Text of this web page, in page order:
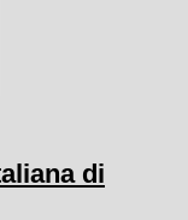
di